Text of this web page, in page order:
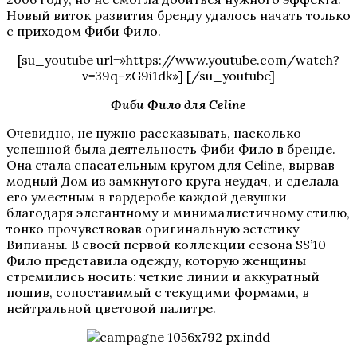
Новый виток развития бренду удалось начать только
с приходом Фиби Фило.
[su_youtube url=»https://www.youtube.com/watch?
v=39q-zG9i1dk»] [/su_youtube]
Фиби Фило для Celine
Очевидно, не нужно рассказывать, насколько
успешной была деятельность Фиби Фило в бренде.
Она стала спасательным кругом для Celine, вырвав
модный Дом из замкнутого круга неудач, и сделала
его уместным в гардеробе каждой девушки
благодаря элегантному и минималистичному стилю,
тонко прочувствовав оригинальную эстетику
Випианы. В своей первой коллекции сезона SS’10
Фило представила одежду, которую женщины
стремились носить: четкие линии и аккуратный
пошив, сопоставимый с текущими формами, в
нейтральной цветовой палитре.